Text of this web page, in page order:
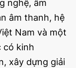
nghệ, âm
âm thanh, hệ
Nam và một
có kinh
xây dựng giải